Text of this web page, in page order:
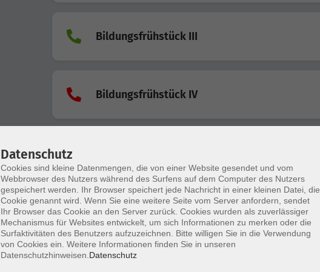
Bildungsfrühstück III
Bildungsfrühstück IV
Betreuung verständlich erklärt
Bildungsfrühstück I
Datenschutz
Cookies sind kleine Datenmengen, die von einer Website gesendet und vom
Webbrowser des Nutzers während des Surfens auf dem Computer des Nutzers
gespeichert werden. Ihr Browser speichert jede Nachricht in einer kleinen Datei, die
Cookie genannt wird. Wenn Sie eine weitere Seite vom Server anfordern, sendet
Ihr Browser das Cookie an den Server zurück. Cookies wurden als zuverlässiger
Mechanismus für Websites entwickelt, um sich Informationen zu merken oder die
Surfaktivitäten des Benutzers aufzuzeichnen. Bitte willigen Sie in die Verwendung
von Cookies ein. Weitere Informationen finden Sie in unseren
Datenschutzhinweisen. Datenschutz